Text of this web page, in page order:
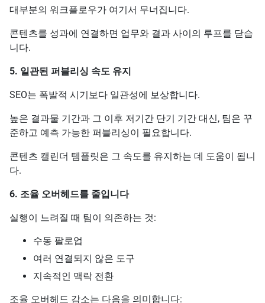
대부분의 워크플로우가 여기서 무너집니다.
콘텐츠를 성과에 연결하면 업무와 결과 사이의 루프를 닫습
니다.
5. 일관된 퍼블리싱 속도 유지
SEO는 폭발적 시기보다 일관성에 보상합니다.
높은 결과물 기간과 그 이후 저기간 단기 기간 대신, 팀은 꾸
준하고 예측 가능한 퍼블리싱이 필요합니다.
콘텐츠 캘린더 템플릿은 그 속도를 유지하는 데 도움이 됩니
다.
6. 조율 오버헤드를 줄입니다
실행이 느려질 때 팀이 의존하는 것:
수동 팔로업
여러 연결되지 않은 도구
지속적인 맥락 전환
조율 오버헤드 감소는 다음을 의미합니다: